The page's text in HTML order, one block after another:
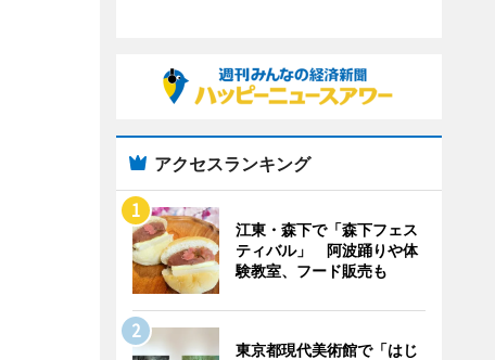
アクセスランキング
江東・森下で「森下フェス
ティバル」 阿波踊りや体
験教室、フード販売も
東京都現代美術館で「はじ